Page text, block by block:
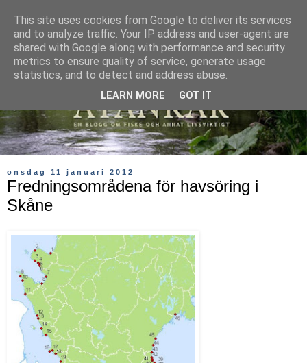
onsdag 11 januari 2012
Fredningsområdena för havsöring i
Skåne
This site uses cookies from Google to deliver its services
and to analyze traffic. Your IP address and user-agent are
shared with Google along with performance and security
metrics to ensure quality of service, generate usage
statistics, and to detect and address abuse.
LEARN MORE GOT IT